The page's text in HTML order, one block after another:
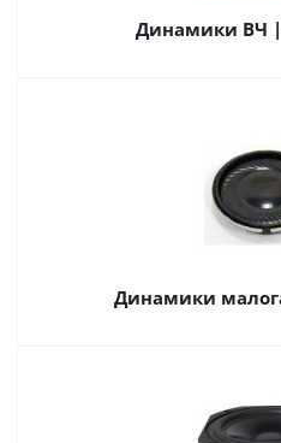
Динамики ВЧ |
Динамики